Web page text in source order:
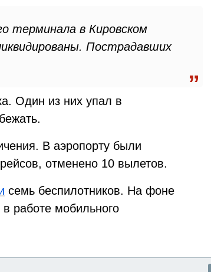
терминала в Кировском
Пострадавших
Один из них упал в
В аэропорту были
отменено 10 вылетов.
семь беспилотников. На фоне
работе мобильного